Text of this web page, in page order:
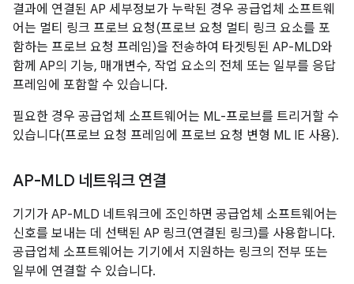
결과에 연결된 AP 세부정보가 누락된 경우 공급업체 소프트웨
어는 멀티 링크 프로브 요청(프로브 요청 멀티 링크 요소를 포
함하는 프로브 요청 프레임)을 전송하여 타겟팅된 AP-MLD와
함께 AP의 기능, 매개변수, 작업 요소의 전체 또는 일부를 응답
프레임에 포함할 수 있습니다.
필요한 경우 공급업체 소프트웨어는 ML-프로브를 트리거할 수
있습니다(프로브 요청 프레임에 프로브 요청 변형 ML IE 사용).
AP-MLD 네트워크 연결
기기가 AP-MLD 네트워크에 조인하면 공급업체 소프트웨어는
신호를 보내는 데 선택된 AP 링크(연결된 링크)를 사용합니다.
공급업체 소프트웨어는 기기에서 지원하는 링크의 전부 또는
일부에 연결할 수 있습니다.